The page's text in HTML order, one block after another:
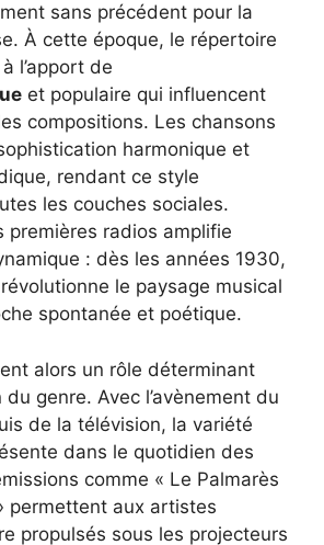
sans précédent pour la
À cette époque, le répertoire
l’apport de
et populaire qui influencent
compositions. Les chansons
harmonique et
rendant ce style
les couches sociales.
premières radios amplifie
: dès les années 1930,
le paysage musical
spontanée et poétique.
alors un rôle déterminant
du genre. Avec l’avènement du
de la télévision, la variété
dans le quotidien des
comme « Le Palmarès
permettent aux artistes
propulsés sous les projecteurs